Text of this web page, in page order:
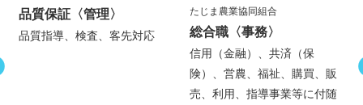
先対応
たじま農業協同組合
総合職〈事務〉
信用（金融）、共済（保
険）、営農、福祉、購買、販
売、利用、指導事業等に付随
株式会社 中川工務店
土木技術者
術〉
土木建設現場の施工
土木施工管理の補助